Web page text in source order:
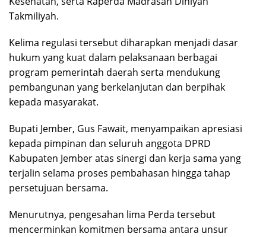
Takmiliyah.
Kelima regulasi tersebut diharapkan menjadi dasar
hukum yang kuat dalam pelaksanaan berbagai
program pemerintah daerah serta mendukung
pembangunan yang berkelanjutan dan berpihak
kepada masyarakat.
Bupati Jember, Gus Fawait, menyampaikan apresiasi
kepada pimpinan dan seluruh anggota DPRD
Kabupaten Jember atas sinergi dan kerja sama yang
terjalin selama proses pembahasan hingga tahap
persetujuan bersama.
Menurutnya, pengesahan lima Perda tersebut
mencerminkan komitmen bersama antara unsur